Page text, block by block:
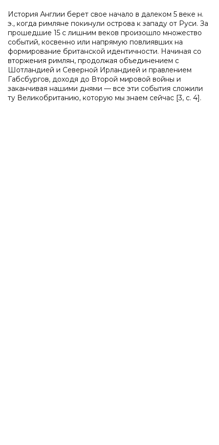
История Англии берет свое начало в далеком 5 веке н.
э., когда римляне покинули острова к западу от Руси. За
прошедшие 15 с лишним веков произошло множество
событий, косвенно или напрямую повлиявших на
формирование британской идентичности. Начиная со
вторжения римлян, продолжая объединением с
Шотландией и Северной Ирландией и правлением
Габсбургов, доходя до Второй мировой войны и
заканчивая нашими днями — все эти события сложили
ту Великобританию, которую мы знаем сейчас [3, с. 4].